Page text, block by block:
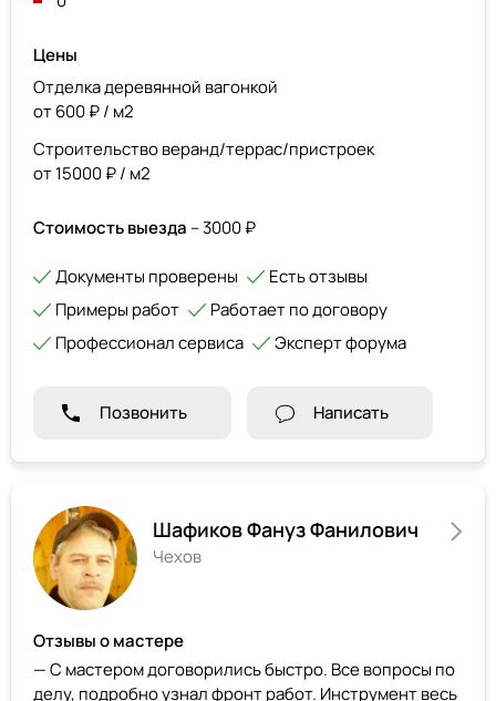
Цены
Отделка деревянной вагонкой
от 600 ₽ / м2
Строительство веранд/террас/пристроек
от 15000 ₽ / м2
Стоимость выезда – 3000 ₽
Документы проверены
Есть отзывы
Примеры работ
Работает по договору
Профессионал сервиса
Эксперт форума
Позвонить Написать
Шафиков Фануз Фанилович
Чехов
Отзывы о мастере
— С мастером договорились быстро. Все вопросы по
делу, подробно узнал фронт работ. Инструмент весь